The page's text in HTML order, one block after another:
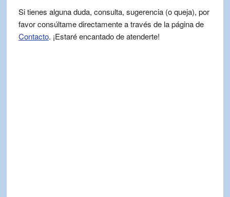
Si tienes alguna duda, consulta, sugerencia (o queja), por
favor consúltame directamente a través de la página de
Contacto. ¡Estaré encantado de atenderte!